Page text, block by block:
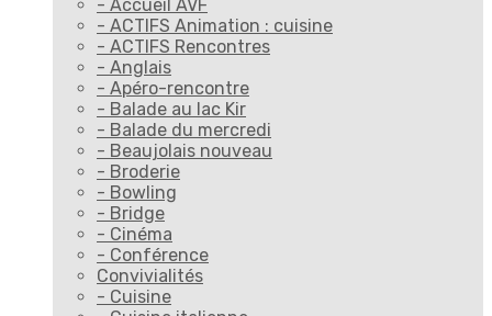
- Accueil AVF
- ACTIFS Animation : cuisine
- ACTIFS Rencontres
- Anglais
- Apéro-rencontre
- Balade au lac Kir
- Balade du mercredi
- Beaujolais nouveau
- Broderie
- Bowling
- Bridge
- Cinéma
- Conférence
Convivialités
- Cuisine